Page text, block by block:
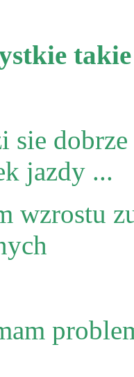
sie
jazdy ...
wzrostu